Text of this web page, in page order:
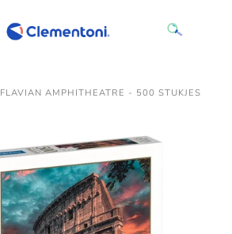
FLAVIAN AMPHITHEATRE - 500 STUKJES